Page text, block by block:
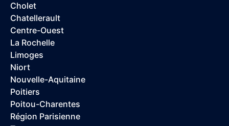
Cholet
Chatellerault
Centre-Ouest
La Rochelle
Limoges
Niort
Nouvelle-Aquitaine
Poitiers
Poitou-Charentes
Région Parisienne